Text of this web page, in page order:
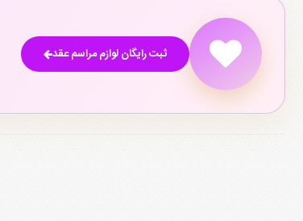
ثبت رایگان لوازم مراسم عقد